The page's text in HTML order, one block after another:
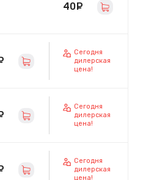
40 руб.
руб.
Сегодня
дилерская
цена!
руб.
Сегодня
дилерская
цена!
руб.
Сегодня
дилерская
цена!